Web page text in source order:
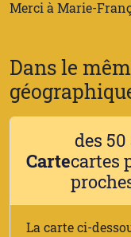
Merci à Marie-
Dans le
Carte
des
cartes
La carte ci-